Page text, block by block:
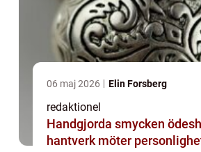
06 maj 2026 Elin Forsberg
redaktionel
Handgjorda smycken ödeshög
hantverk möter